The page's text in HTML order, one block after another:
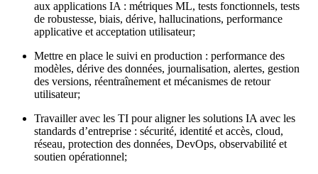
aux applications IA : métriques ML, tests fonctionnels, tests
de robustesse, biais, dérive, hallucinations, performance
applicative et acceptation utilisateur;
Mettre en place le suivi en production : performance des
modèles, dérive des données, journalisation, alertes, gestion
des versions, réentraînement et mécanismes de retour
utilisateur;
Travailler avec les TI pour aligner les solutions IA avec les
standards d’entreprise : sécurité, identité et accès, cloud,
réseau, protection des données, DevOps, observabilité et
soutien opérationnel;